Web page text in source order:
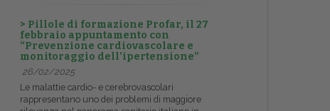
> Pillole di formazione Profar, il 27
febbraio appuntamento con
“Prevenzione cardiovascolare e
monitoraggio dell’ipertensione”
26/02/2025
Le malattie cardio- e cerebrovascolari
rappresentano uno dei problemi di maggiore